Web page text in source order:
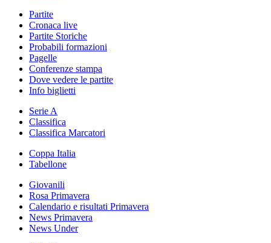
Partite
Cronaca live
Partite Storiche
Probabili formazioni
Pagelle
Conferenze stampa
Dove vedere le partite
Info biglietti
Serie A
Classifica
Classifica Marcatori
Coppa Italia
Tabellone
Giovanili
Rosa Primavera
Calendario e risultati Primavera
News Primavera
News Under